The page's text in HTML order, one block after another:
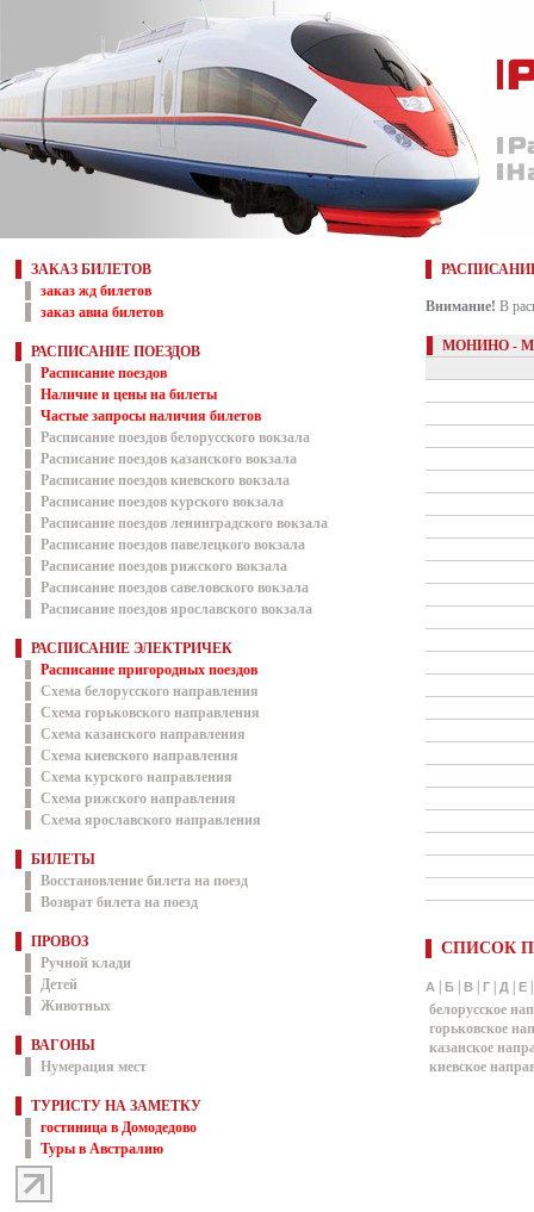
ЗАКАЗ БИЛЕТОВ
заказ жд билетов
заказ авиа билетов
РАСПИСАНИЕ ПОЕЗДОВ
Расписание поездов
Наличие и цены на билеты
Частые запросы наличия билетов
Расписание поездов белорусского вокзала
Расписание поездов казанского вокзала
Расписание поездов киевского вокзала
Расписание поездов курского вокзала
Расписание поездов ленинградского вокзала
Расписание поездов павелецкого вокзала
Расписание поездов рижского вокзала
Расписание поездов савеловского вокзала
Расписание поездов ярославского вокзала
РАСПИСАНИЕ ЭЛЕКТРИЧЕК
Расписание пригородных поездов
Схема белорусского направления
Схема горьковского направления
Схема казанского направления
Схема киевского направления
Схема курского направления
Схема рижского направления
Схема ярославского направления
БИЛЕТЫ
Восстановление билета на поезд
Возврат билета на поезд
ПРОВОЗ
Ручной клади
Детей
Животных
ВАГОНЫ
Нумерация мест
ТУРИСТУ НА ЗАМЕТКУ
гостиница в Домодедово
Туры в Австралию
Внимание! В
МОНИНО -
СПИСОК
А Б В Г Д Е
белорусское
горьковское
казанское
киевское